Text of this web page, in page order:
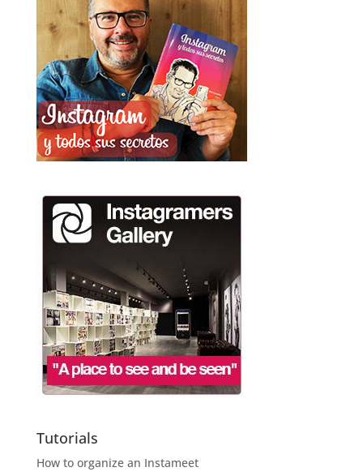
Tutorials
How to organize an Instameet